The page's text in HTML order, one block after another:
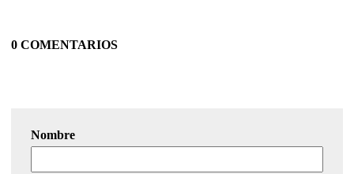
0 COMENTARIOS
Nombre